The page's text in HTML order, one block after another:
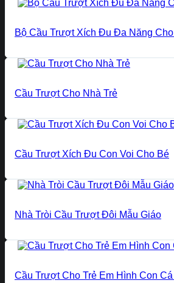
Bộ Cầu Trượt Xích Đu Đa Năng
Cầu Trượt Cho Nhà Trẻ
Cầu Trượt Xích Đu Con Voi Cho Bé
Nhà Tròi Cầu Trượt Đôi Mẫu Giáo
Cầu Trượt Cho Trẻ Em Hình Con